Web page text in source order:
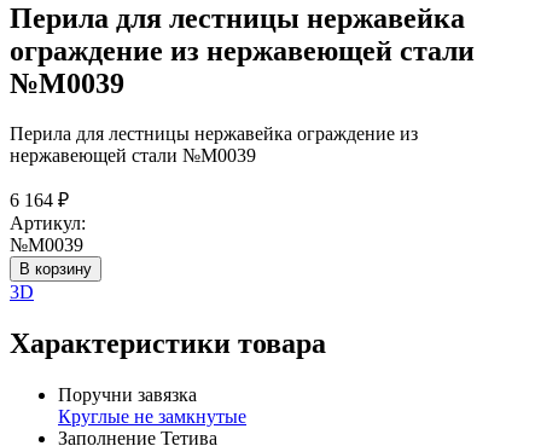
Перила для лестницы нержавейка
ограждение из нержавеющей стали
№М0039
Перила для лестницы нержавейка ограждение из
нержавеющей стали №М0039
6 164 ₽
Артикул:
№М0039
В корзину
3D
Характеристики товара
Поручни завязка
Круглые не замкнутые
Заполнение Тетива